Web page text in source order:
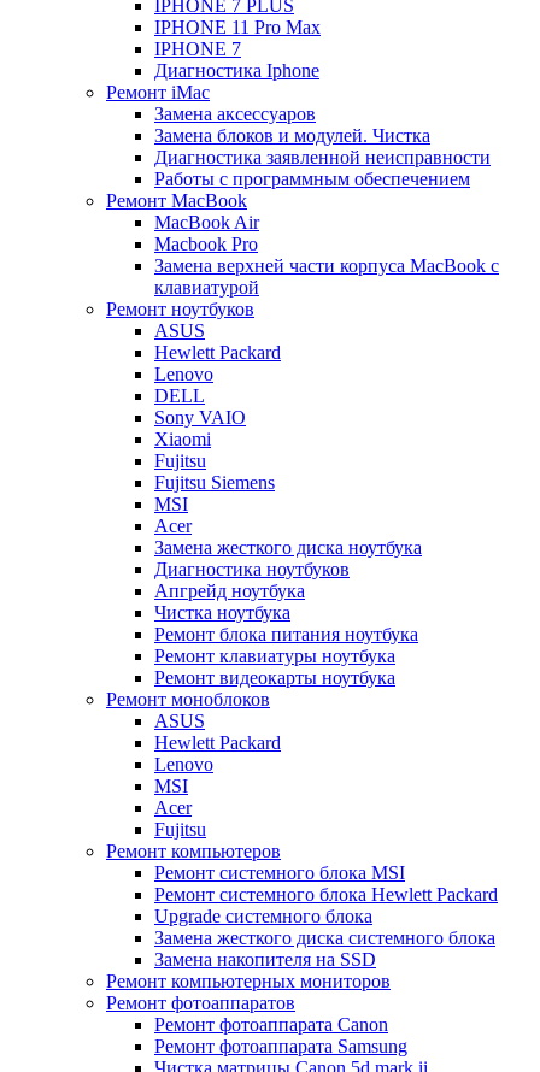
IPHONE 7 PLUS
IPHONE 11 Pro Max
IPHONE 7
Диагностика Iphone
Ремонт iMac
Замена аксессуаров
Замена блоков и модулей. Чистка
Диагностика заявленной неисправности
Работы с программным обеспечением
Ремонт MacBook
MacBook Air
Macbook Pro
Замена верхней части корпуса MacBook с
клавиатурой
Ремонт ноутбуков
ASUS
Hewlett Packard
Lenovo
DELL
Sony VAIO
Xiaomi
Fujitsu
Fujitsu Siemens
MSI
Acer
Замена жесткого диска ноутбука
Диагностика ноутбуков
Апгрейд ноутбука
Чистка ноутбука
Ремонт блока питания ноутбука
Ремонт клавиатуры ноутбука
Ремонт видеокарты ноутбука
Ремонт моноблоков
ASUS
Hewlett Packard
Lenovo
MSI
Acer
Fujitsu
Ремонт компьютеров
Ремонт системного блока MSI
Ремонт системного блока Hewlett Packard
Upgrade системного блока
Замена жесткого диска системного блока
Замена накопителя на SSD
Ремонт компьютерных мониторов
Ремонт фотоаппаратов
Ремонт фотоаппарата Canon
Ремонт фотоаппарата Samsung
Чистка матрицы Canon 5d mark ii